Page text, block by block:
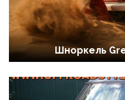
Шноркель